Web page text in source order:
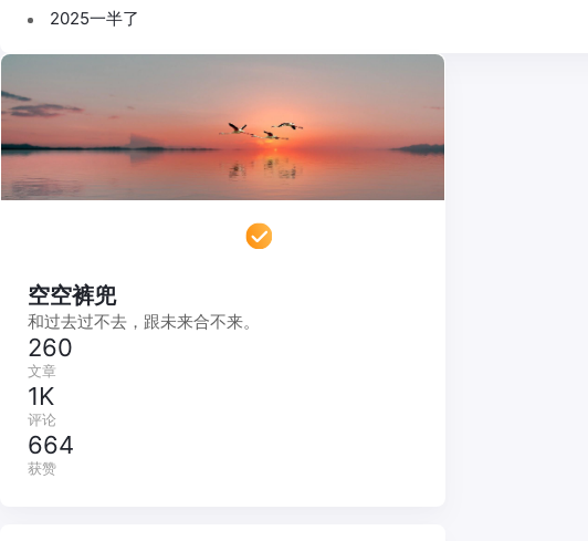
2025一半了
空空裤兜
和过去过不去，跟未来合不来。
260
文章
1K
评论
664
获赞